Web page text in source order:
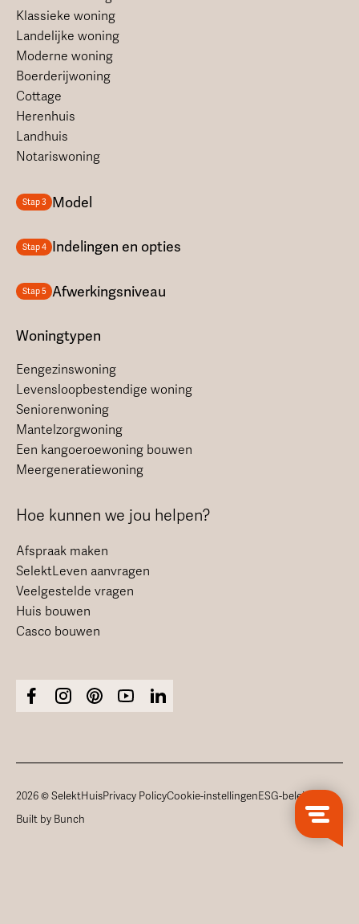
Klassieke woning
Landelijke woning
Moderne woning
Boerderijwoning
Cottage
Herenhuis
Landhuis
Notariswoning
Stap 3 Model
Stap 4 Indelingen en opties
Stap 5 Afwerkingsniveau
Woningtypen
Eengezinswoning
Levensloopbestendige woning
Seniorenwoning
Mantelzorgwoning
Een kangoeroewoning bouwen
Meergeneratiewoning
Hoe kunnen we jou helpen?
Afspraak maken
SelektLeven aanvragen
Veelgestelde vragen
Huis bouwen
Casco bouwen
2026 © SelektHuisPrivacy PolicyCookie-instellingenESG-beleid
Built by Bunch